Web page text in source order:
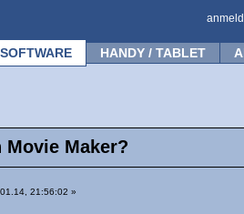
SOFTWARE HANDY / TABLET
Maker?
21:56:02 »